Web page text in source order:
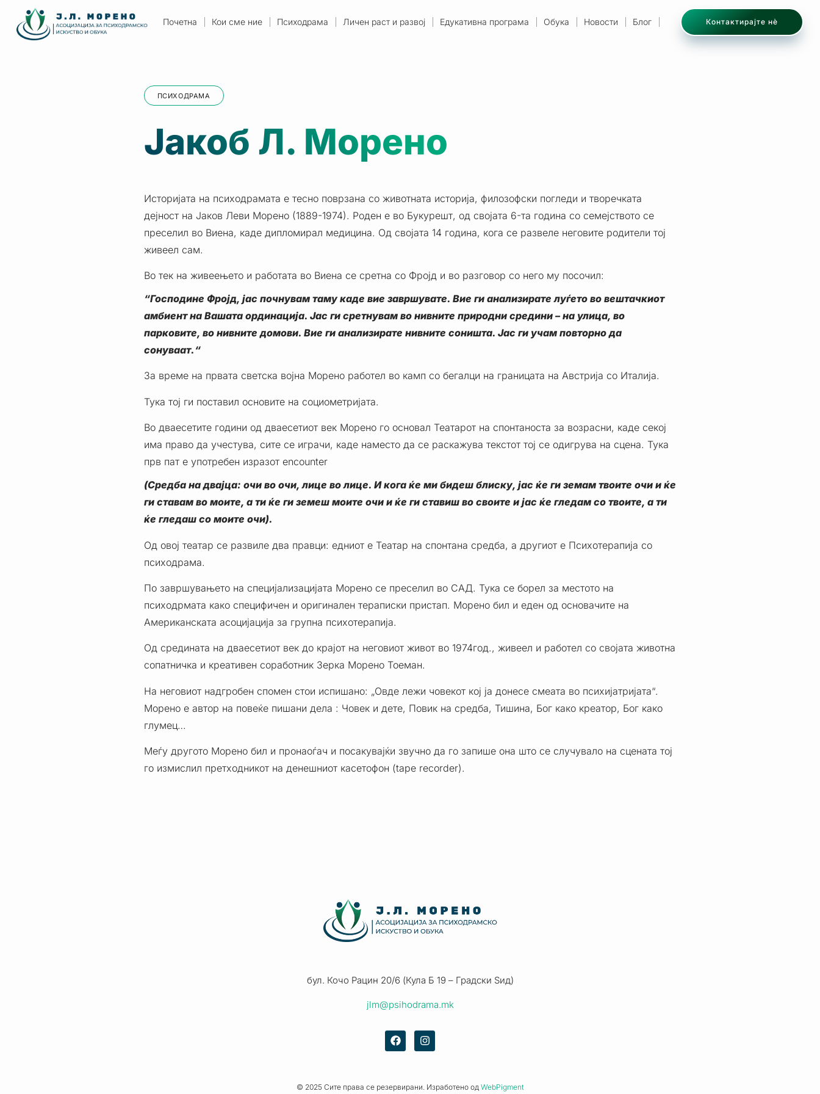
Почетна Кои сме ние Психодрама Личен раст и развој Едукативна програма Обука Новости Блог Контактирајте нѐ
ПСИХОДРАМА
Јакоб Л. Морено
Историјата на психодрамата е тесно поврзана со животната историја, филозофски погледи и творечката
дејност на Јаков Леви Морено (1889-1974). Роден е во Букурешт, од својата 6-та година со семејството се
преселил во Виена, каде дипломирал медицина. Од својата 14 година, кога се развеле неговите родители тој
живеел сам.
Во тек на живеењето и работата во Виена се сретна со Фројд и во разговор со него му посочил:
“Господине Фројд, јас почнувам таму каде вие завршувате. Вие ги анализирате луѓето во вештачкиот
амбиент на Вашата ординација. Јас ги сретнувам во нивните природни средини – на улица, во
парковите, во нивните домови. Вие ги анализирате нивните соништа. Јас ги учам повторно да
сонуваат.“
За време на првата светска војна Морено работел во камп со бегалци на границата на Австрија со Италија.
Тука тој ги поставил основите на социометријата.
Во дваесетите години од дваесетиот век Морено го основал Театарот на спонтаноста за возрасни, каде секој
има право да учестува, сите се играчи, каде наместо да се раскажува текстот тој се одигрува на сцена. Тука
прв пат е употребен изразот encounter
(Средба на двајца: очи во очи, лице во лице. И кога ќе ми бидеш блиску, јас ќе ги земам твоите очи и ќе
ги ставам во моите, а ти ќе ги земеш моите очи и ќе ги ставиш во своите и јас ќе гледам со твоите, а ти
ќе гледаш со моите очи).
Од овој театар се развиле два правци: едниот е Театар на спонтана средба, а другиот е Психотерапија со
психодрама.
По завршувањето на специјализацијата Морено се преселил во САД. Тука се борел за местото на
психодрмата како специфичен и оригинален тераписки пристап. Морено бил и еден од основачите на
Американската асоцијација за групна психотерапија.
Од средината на дваесетиот век до крајот на неговиот живот во 1974год., живеел и работел со својата животна
сопатничка и креативен соработник Зерка Морено Тоеман.
На неговиот надгробен спомен стои испишано: „Овде лежи човекот кој ја донесе смеата во психијатријата“.
Морено е автор на повеќе пишани дела : Човек и дете, Повик на средба, Тишина, Бог како креатор, Бог како
глумец…
Меѓу другото Морено бил и пронаоѓач и посакувајќи звучно да го запише она што се случувало на сцената тој
го измислил претходникот на денешниот касетофон (tape recorder).
бул. Кочо Рацин 20/6 (Кула Б 19 – Градски Ѕид)
jlm@psihodrama.mk
© 2025 Сите права се резервирани. Изработено од WebPigment